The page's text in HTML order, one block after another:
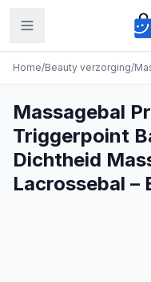
Home/Beauty verzorging/
Massagebal
Triggerpoint
Dichtheid
Lacrossebal –